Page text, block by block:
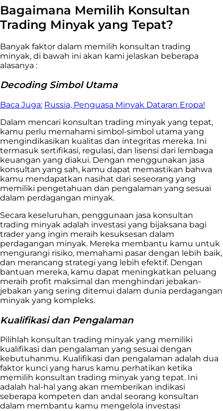
Bagaimana Memilih Konsultan
Trading Minyak yang Tepat?
Banyak faktor dalam memilih konsultan trading
minyak, di bawah ini akan kami jelaskan beberapa
alasanya :
Decoding Simbol Utama
Baca Juga: Russia, Penguasa Minyak Dataran Eropa!
Dalam mencari konsultan trading minyak yang tepat,
kamu perlu memahami simbol-simbol utama yang
mengindikasikan kualitas dan integritas mereka. Ini
termasuk sertifikasi, regulasi, dan lisensi dari lembaga
keuangan yang diakui. Dengan menggunakan jasa
konsultan yang sah, kamu dapat memastikan bahwa
kamu mendapatkan nasihat dari seseorang yang
memiliki pengetahuan dan pengalaman yang sesuai
dalam perdagangan minyak.
Secara keseluruhan, penggunaan jasa konsultan
trading minyak adalah investasi yang bijaksana bagi
trader yang ingin meraih kesuksesan dalam
perdagangan minyak. Mereka membantu kamu untuk
mengurangi risiko, memahami pasar dengan lebih baik,
dan merancang strategi yang lebih efektif. Dengan
bantuan mereka, kamu dapat meningkatkan peluang
meraih profit maksimal dan menghindari jebakan-
jebakan yang sering ditemui dalam dunia perdagangan
minyak yang kompleks.
Kualifikasi dan Pengalaman
Pilihlah konsultan trading minyak yang memiliki
kualifikasi dan pengalaman yang sesuai dengan
kebutuhanmu. Kualifikasi dan pengalaman adalah dua
faktor kunci yang harus kamu perhatikan ketika
memilih konsultan trading minyak yang tepat. Ini
adalah hal-hal yang akan memberikan indikasi
seberapa kompeten dan andal seorang konsultan
dalam membantu kamu mengelola investasi